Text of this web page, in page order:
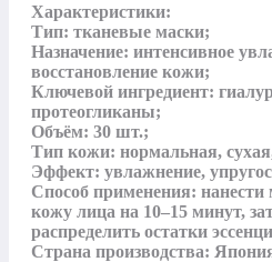
Характеристики:
Тип: тканевые маски;
Назначение: интенсивное
восстановление кожи;
Ключевой ингредиент:
протеогликаны;
Объём: 30 шт.;
Тип кожи: нормальная,
Эффект: увлажнение,
Способ применения:
кожу лица на 10–15 минут,
распределить остатки
Страна производства: